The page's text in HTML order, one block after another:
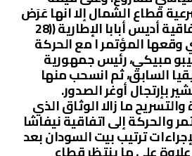
قطاع الشمال إلا انها عَرَض
جاء في اتفاقية أديس أبابا الإطارية ((28
وقعها المؤتمر ا مع الحركة
مبيكي، رئيس جمهورية
السابق، ثم انسحب منها
بإرتجال أوغر الصدور.
ما زالا الوثاق الذي
والحركة إلى اتفاقية نيفاشا
ترتيب بيت السودان بعد